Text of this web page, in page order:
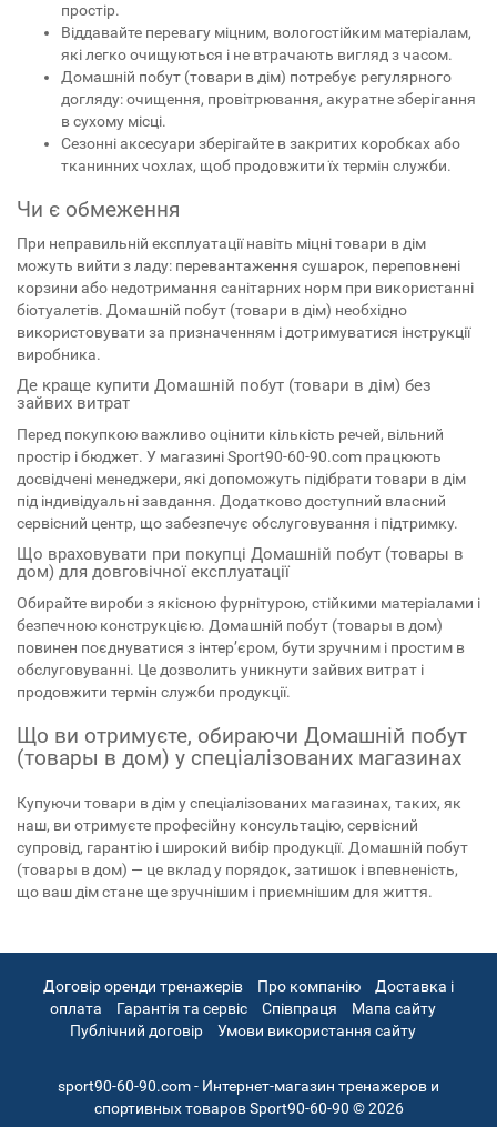
простір.
Віддавайте перевагу міцним, вологостійким матеріалам,
які легко очищуються і не втрачають вигляд з часом.
Домашній побут (товари в дім) потребує регулярного
догляду: очищення, провітрювання, акуратне зберігання
в сухому місці.
Сезонні аксесуари зберігайте в закритих коробках або
тканинних чохлах, щоб продовжити їх термін служби.
Чи є обмеження
При неправильній експлуатації навіть міцні товари в дім
можуть вийти з ладу: перевантаження сушарок, переповнені
корзини або недотримання санітарних норм при використанні
біотуалетів. Домашній побут (товари в дім) необхідно
використовувати за призначенням і дотримуватися інструкції
виробника.
Де краще купити Домашній побут (товари в дім) без
зайвих витрат
Перед покупкою важливо оцінити кількість речей, вільний
простір і бюджет. У магазині Sport90-60-90.com працюють
досвідчені менеджери, які допоможуть підібрати товари в дім
під індивідуальні завдання. Додатково доступний власний
сервісний центр, що забезпечує обслуговування і підтримку.
Що враховувати при покупці Домашній побут (товары в
дом) для довговічної експлуатації
Обирайте вироби з якісною фурнітурою, стійкими матеріалами і
безпечною конструкцією. Домашній побут (товары в дом)
повинен поєднуватися з інтер’єром, бути зручним і простим в
обслуговуванні. Це дозволить уникнути зайвих витрат і
продовжити термін служби продукції.
Що ви отримуєте, обираючи Домашній побут
(товары в дом) у спеціалізованих магазинах
Купуючи товари в дім у спеціалізованих магазинах, таких, як
наш, ви отримуєте професійну консультацію, сервісний
супровід, гарантію і широкий вибір продукції. Домашній побут
(товары в дом) — це вклад у порядок, затишок і впевненість,
що ваш дім стане ще зручнішим і приємнішим для життя.
Договір оренди тренажерів Про компанію
Доставка і
оплата
Гарантія та сервіс Співпраця
Мапа сайту
Публічний договір
Умови використання сайту
sport90-60-90.com - Интернет-магазин тренажеров и
спортивных товаров Sport90-60-90 © 2026